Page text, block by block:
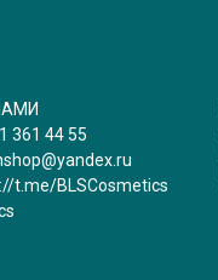
361 44 55
t.me/BLSCosmetics